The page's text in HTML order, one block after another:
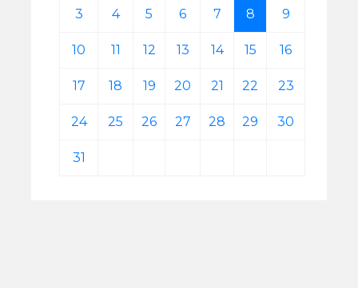
3 4 5 6 7 8 9
10 11 12 13 14 15 16
17 18 19 20 21 22 23
24 25 26 27 28 29 30
31